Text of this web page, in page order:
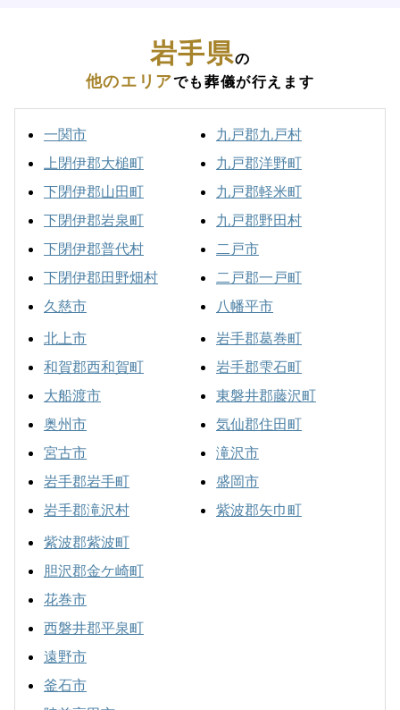
岩手県の
他のエリアでも葬儀が行えます
一関市
上閉伊郡大槌町
下閉伊郡山田町
下閉伊郡岩泉町
下閉伊郡普代村
下閉伊郡田野畑村
久慈市
九戸郡九戸村
九戸郡洋野町
九戸郡軽米町
九戸郡野田村
二戸市
二戸郡一戸町
八幡平市
北上市
和賀郡西和賀町
大船渡市
奥州市
宮古市
岩手郡岩手町
岩手郡滝沢村
岩手郡葛巻町
岩手郡雫石町
東磐井郡藤沢町
気仙郡住田町
滝沢市
盛岡市
紫波郡矢巾町
紫波郡紫波町
胆沢郡金ケ崎町
花巻市
西磐井郡平泉町
遠野市
釜石市